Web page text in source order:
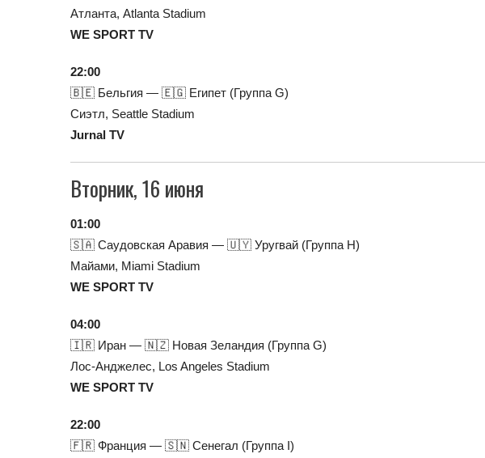
Атланта, Atlanta Stadium
WE SPORT TV
22:00
🇧🇪 Бельгия — 🇪🇬 Египет (Группа G)
Сиэтл, Seattle Stadium
Jurnal TV
Вторник, 16 июня
01:00
🇸🇦 Саудовская Аравия — 🇺🇾 Уругвай (Группа H)
Майами, Miami Stadium
WE SPORT TV
04:00
🇮🇷 Иран — 🇳🇿 Новая Зеландия (Группа G)
Лос-Анджелес, Los Angeles Stadium
WE SPORT TV
22:00
🇫🇷 Франция — 🇸🇳 Сенегал (Группа I)